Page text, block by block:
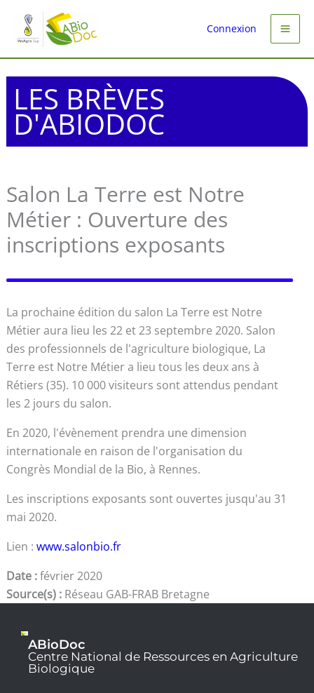
contenu
Connexion
LES BRÈVES
D'ABIODOC
Salon La Terre est Notre
Métier : Ouverture des
inscriptions exposants
La prochaine édition du salon La Terre est Notre
Métier aura lieu les 22 et 23 septembre 2020. Salon
des professionnels de l'agriculture biologique, La
Terre est Notre Métier a lieu tous les deux ans à
Rétiers (35). 10 000 visiteurs sont attendus pendant
les 2 jours du salon.
En 2020, l'évènement prendra une dimension
internationale en raison de l'organisation du
Congrès Mondial de la Bio, à Rennes.
Les inscriptions exposants sont ouvertes jusqu'au 31
mai 2020.
Lien : www.salonbio.fr
Date :février 2020
Source(s) : Réseau GAB-FRAB Bretagne
ABioDoc
Centre National de Ressources en Agriculture
Biologique